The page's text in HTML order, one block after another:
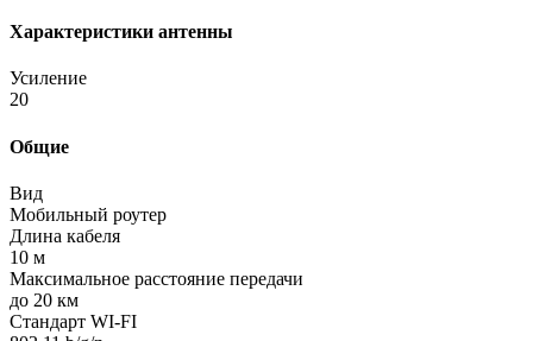
Характеристики антенны
Усиление
20
Общие
Вид
Мобильный роутер
Длина кабеля
10 м
Максимальное расстояние передачи
до 20 км
Стандарт WI-FI